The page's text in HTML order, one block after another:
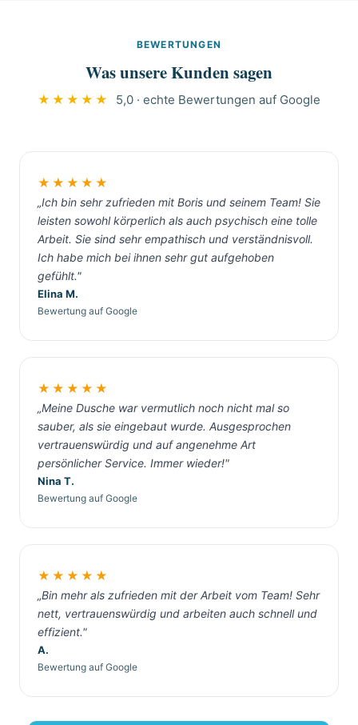
Einsatzes. Diskretion ist bei Messie-Situationen
selbstverständlich, in Würzburg wie überall.
BEWERTUNGEN
Was unsere Kunden sagen
★★★★★ 5,0 · echte Bewertungen auf Google
★★★★★
„Ich bin sehr zufrieden mit Boris und seinem Team! Sie
leisten sowohl körperlich als auch psychisch eine tolle
Arbeit. Sie sind sehr empathisch und verständnisvoll.
Ich habe mich bei ihnen sehr gut aufgehoben
gefühlt."
Elina M.
Bewertung auf Google
★★★★★
„Meine Dusche war vermutlich noch nicht mal so
sauber, als sie eingebaut wurde. Ausgesprochen
vertrauenswürdig und auf angenehme Art
persönlicher Service. Immer wieder!"
Nina T.
Bewertung auf Google
★★★★★
„Bin mehr als zufrieden mit der Arbeit vom Team! Sehr
nett, vertrauenswürdig und arbeiten auch schnell und
effizient."
A.
Bewertung auf Google